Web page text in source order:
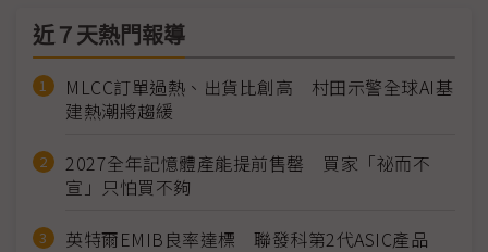
近７天熱門報導
MLCC訂單過熱、出貨比創高 村田示警全球AI基
建熱潮將趨緩
2027全年記憶體產能提前售罄 買家「祕而不
宣」只怕買不夠
英特爾EMIB良率達標 聯發科第2代ASIC產品